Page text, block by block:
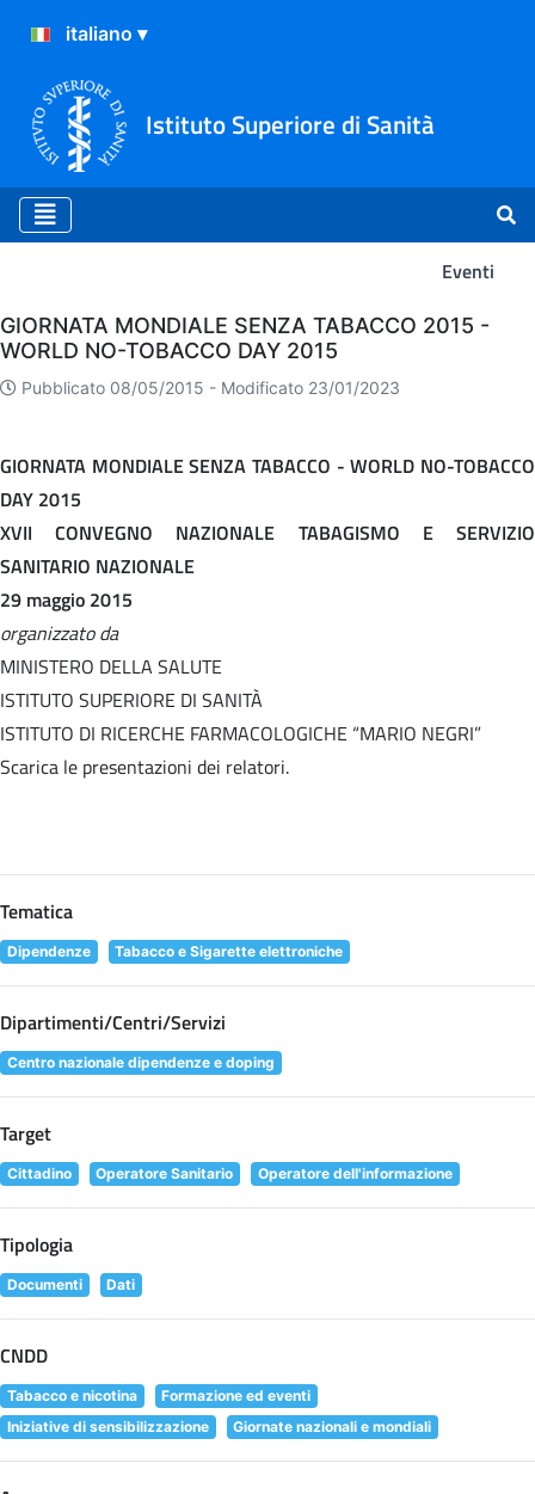
Istituto Superiore di Sanità
Eventi
Eventi
GIORNATA MONDIALE SENZA TABACCO 2015 -
WORLD NO-TOBACCO DAY 2015
Pubblicato 08/05/2015 - Modificato 23/01/2023
GIORNATA MONDIALE SENZA TABACCO - WORLD NO-TOBACCO
DAY 2015
XVII CONVEGNO NAZIONALE TABAGISMO E SERVIZIO
SANITARIO NAZIONALE
29 maggio 2015
organizzato da
MINISTERO DELLA SALUTE
ISTITUTO SUPERIORE DI SANITÀ
ISTITUTO DI RICERCHE FARMACOLOGICHE “MARIO NEGRI”
Scarica le presentazioni dei relatori.
Tematica
Dipendenze Tabacco e Sigarette elettroniche
Dipartimenti/Centri/Servizi
Centro nazionale dipendenze e doping
Target
Cittadino Operatore Sanitario Operatore dell'informazione
Tipologia
Documenti Dati
CNDD
Tabacco e nicotina
Formazione ed eventi
Iniziative di sensibilizzazione
Giornate nazionali e mondiali